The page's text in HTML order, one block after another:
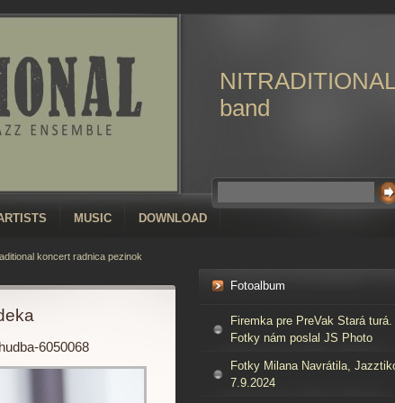
NITRADITIONAL
band
MUSIC DOWNLOAD
koncert radnica pezinok
6050068
Fotoalbum
Firemka pre PreVak Stará turá.
Fotky nám poslal JS Photo
Fotky Milana Navrátila,
7.9.2024